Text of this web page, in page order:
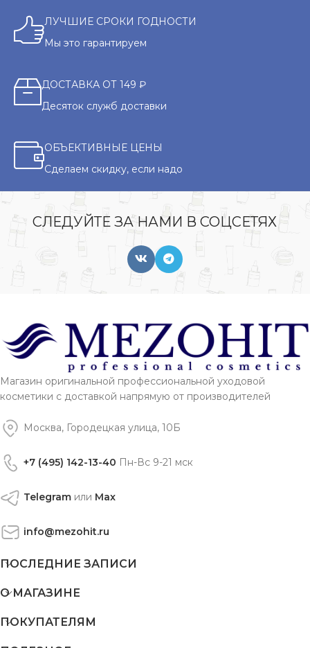
ЛУЧШИЕ СРОКИ ГОДНОСТИ
Мы это гарантируем
ДОСТАВКА ОТ 149 ₽
Десяток служб доставки
ОБЪЕКТИВНЫЕ ЦЕНЫ
Сделаем скидку, если надо
СЛЕДУЙТЕ ЗА НАМИ В СОЦСЕТЯХ
Магазин оригинальной профессиональной уходовой
косметики с доставкой напрямую от производителей
Москва, Городецкая улица, 10Б
+7 (495) 142-13-40 Пн-Вс 9-21 мск
Telegram или Max
info@mezohit.ru
ПОСЛЕДНИЕ ЗАПИСИ
О МАГАЗИНЕ
ПОКУПАТЕЛЯМ